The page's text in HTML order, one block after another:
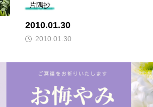
片隅抄
2010.01.30
2010.01.30